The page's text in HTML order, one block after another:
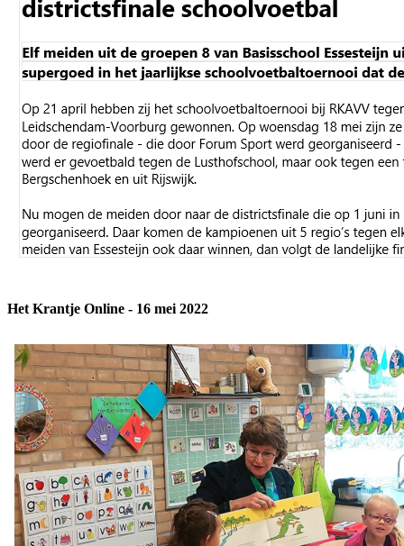
Het Krantje Online - 16 mei 2022